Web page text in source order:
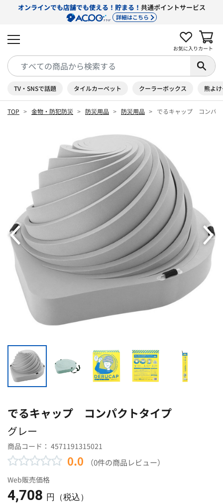
オンラインでも店舗でも使える！貯まる！ 共通ポイントサービス
詳細はこちら
お気に入り カート
TV・SNSで話題 タイルカーペット クーラーボックス 熊よ
TOP 金物・防犯防災 防災用品 防災用品 でるキャップ コンパ
でるキャップ コンパクトタイプ
グレー
商品コード： 4571191315021
0.0 （0件の商品レビュー）
Web販売価格
4,708 円（税込）